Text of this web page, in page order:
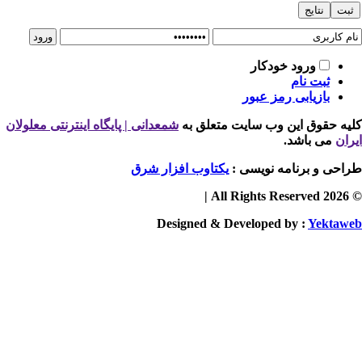
ورود خودکار
ثبت نام
بازیابی رمز عبور
حقوق این وب سایت متعلق بهشمعدانی | پایگاه اینترنتی معلولان
می باشد.
و برنامه نویسی : یکتاوب افزار شرق
©
Designed & Developed by :